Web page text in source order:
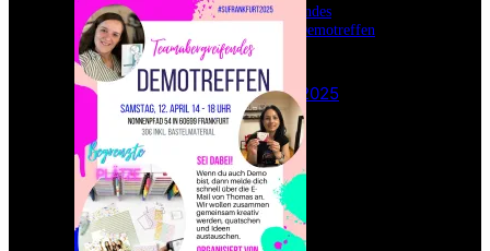
Teamübergreifendes
Stampin‘ Up! Demotreffen
– Sei dabei!
26. Februar 2025